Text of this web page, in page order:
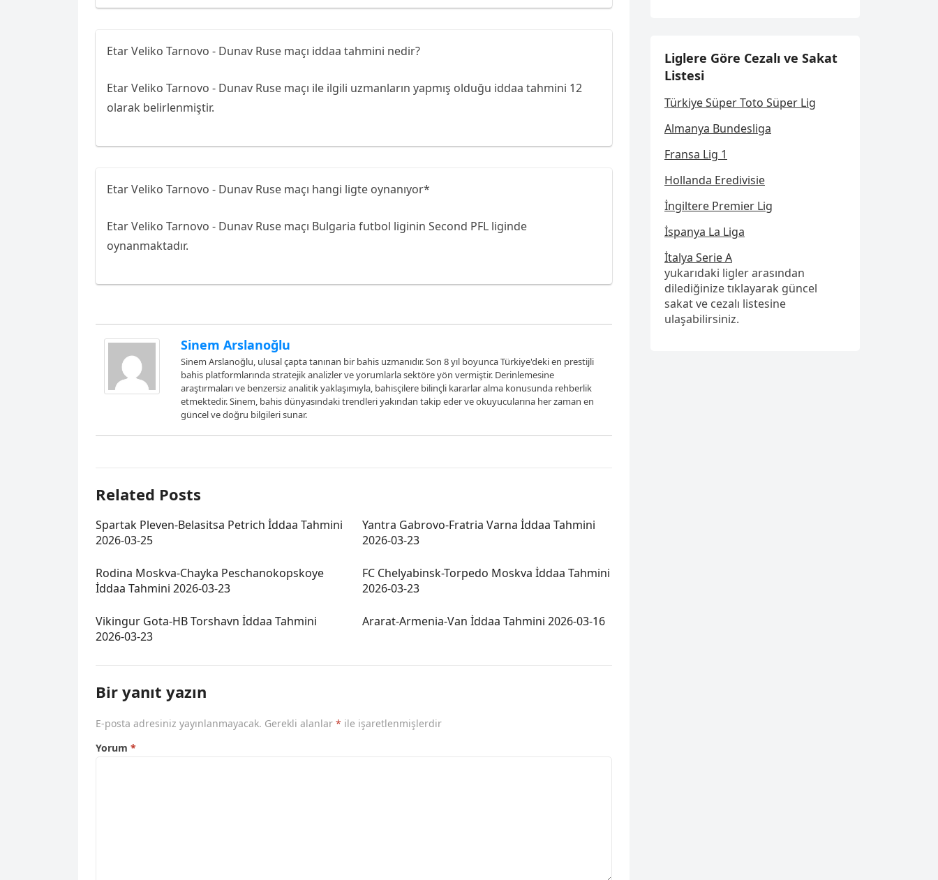
Etar Veliko Tarnovo - Dunav Ruse maçı iddaa tahmini nedir?
Etar Veliko Tarnovo - Dunav Ruse maçı ile ilgili uzmanların yapmış olduğu iddaa tahmini 12
olarak belirlenmiştir.
Etar Veliko Tarnovo - Dunav Ruse maçı hangi ligte oynanıyor*
Etar Veliko Tarnovo - Dunav Ruse maçı Bulgaria futbol liginin Second PFL liginde
oynanmaktadır.
Sinem Arslanoğlu
Sinem Arslanoğlu, ulusal çapta tanınan bir bahis uzmanıdır. Son 8 yıl boyunca Türkiye'deki en prestijli
bahis platformlarında stratejik analizler ve yorumlarla sektöre yön vermiştir. Derinlemesine
araştırmaları ve benzersiz analitik yaklaşımıyla, bahisçilere bilinçli kararlar alma konusunda rehberlik
etmektedir. Sinem, bahis dünyasındaki trendleri yakından takip eder ve okuyucularına her zaman en
güncel ve doğru bilgileri sunar.
Related Posts
Spartak Pleven-Belasitsa Petrich İddaa Tahmini
2026-03-25
Yantra Gabrovo-Fratria Varna İddaa Tahmini
2026-03-23
Rodina Moskva-Chayka Peschanokopskoye
İddaa Tahmini 2026-03-23
FC Chelyabinsk-Torpedo Moskva İddaa Tahmini
2026-03-23
Vikingur Gota-HB Torshavn İddaa Tahmini
2026-03-23
Ararat-Armenia-Van İddaa Tahmini 2026-03-16
Bir yanıt yazın
E-posta adresiniz yayınlanmayacak. Gerekli alanlar * ile işaretlenmişlerdir
Yorum *
Liglere Göre Cezalı ve Sakat
Listesi
Türkiye Süper Toto Süper Lig
Almanya Bundesliga
Fransa Lig 1
Hollanda Eredivisie
İngiltere Premier Lig
İspanya La Liga
İtalya Serie A
yukarıdaki ligler arasından
dilediğinize tıklayarak güncel
sakat ve cezalı listesine
ulaşabilirsiniz.